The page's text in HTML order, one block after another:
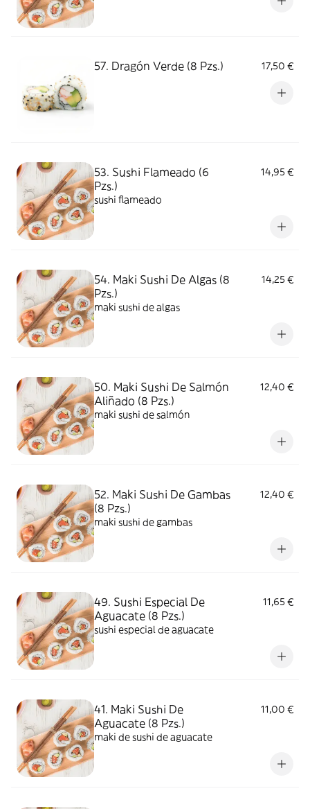
57. Dragón Verde (8 Pzs.) 17,50 €
53. Sushi Flameado (6
Pzs.)
14,95 €
sushi flameado
54. Maki Sushi De Algas (8
Pzs.)
14,25 €
maki sushi de algas
50. Maki Sushi De Salmón
Aliñado (8 Pzs.)
12,40 €
maki sushi de salmón
52. Maki Sushi De Gambas
(8 Pzs.)
12,40 €
maki sushi de gambas
49. Sushi Especial De
Aguacate (8 Pzs.)
11,65 €
sushi especial de aguacate
41. Maki Sushi De
Aguacate (8 Pzs.)
11,00 €
maki de sushi de aguacate